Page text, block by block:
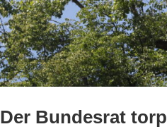
Der Bundesrat